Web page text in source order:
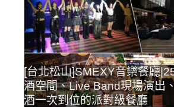
[台北松山]SMEXY音樂餐廳
酒空間、Live Band現場演出
酒一次到位的派對級餐廳